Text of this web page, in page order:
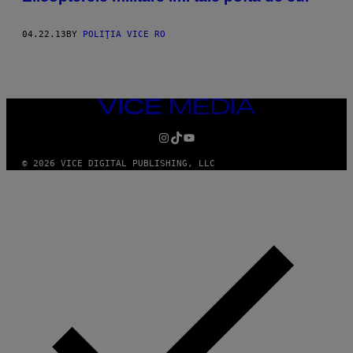
04.22.13BY POLIŢIA VICE RO
VICE
MEDIA
INSTAGRAM
TIKTOK
YOUTUBE
© 2026 VICE DIGITAL PUBLISHING, LLC